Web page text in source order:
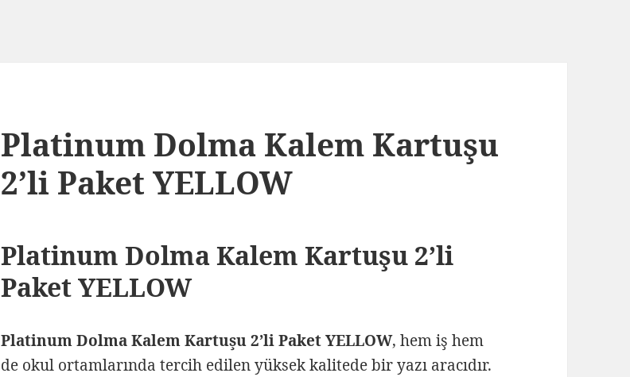
Platinum Dolma Kalem Kartuşu
2’li Paket YELLOW
Platinum Dolma Kalem Kartuşu 2’li
Paket YELLOW
Platinum Dolma Kalem Kartuşu 2’li Paket YELLOW, hem iş hem
de okul ortamlarında tercih edilen yüksek kalitede bir yazı aracıdır.